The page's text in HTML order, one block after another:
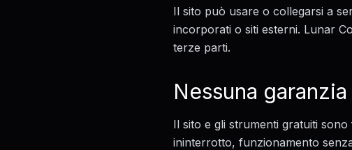
Il sito può usare o collegarsi a
incorporati o siti esterni. Lunar
terze parti.
Nessuna garanzia
Il sito e gli strumenti gratuiti
ininterrotto, funzionamento